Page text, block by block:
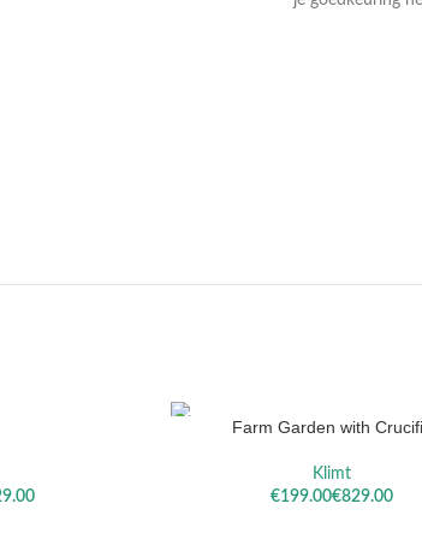
OPTIES SELECTEREN
Farm Garden with
Klimt
€
€